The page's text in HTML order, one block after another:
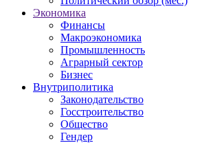
Экономика
Финансы
Макроэкономика
Промышленность
Аграрный сектор
Бизнес
Внутриполитика
Законодательство
Госстроительство
Общество
Гендер